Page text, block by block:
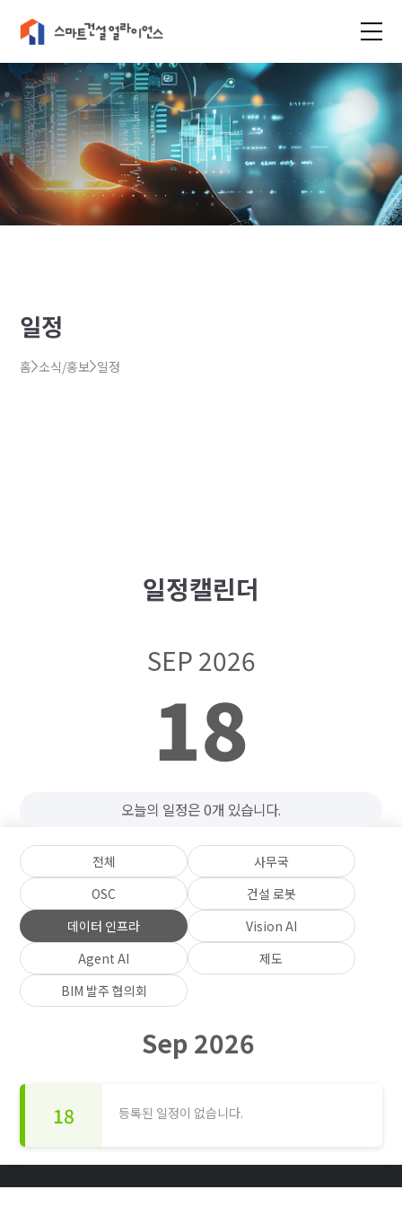
일정
홈 소식/홍보 일정
일정캘린더
SEP 2026
18
오늘의 일정은 0개 있습니다.
전체
사무국
OSC
건설 로봇
데이터 인프라
Vision AI
Agent AI
제도
BIM 발주 협의회
Sep 2026
18 등록된 일정이 없습니다.